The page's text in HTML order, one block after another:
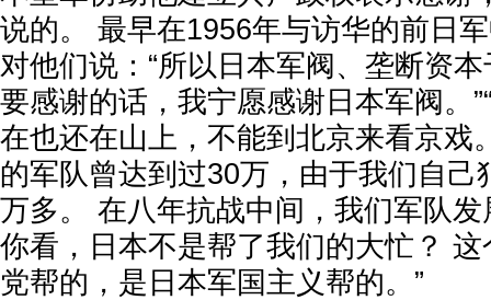
说的。 最早在1956年与访华的前日
对他们说：“所以日本军阀、垄断资
要感谢的话，我宁愿感谢日本军阀。
在也还在山上，不能到北京来看京戏
的军队曾达到过30万，由于我们自己
万多。 在八年抗战中间，我们军队
你看，日本不是帮了我们的大忙？
党帮的，是日本军国主义帮的。”